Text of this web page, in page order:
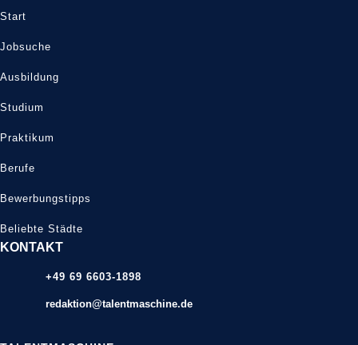
Start
Jobsuche
Ausbildung
Studium
Praktikum
Berufe
Bewerbungstipps
Beliebte Städte
KONTAKT
+49 69 6603-1898
redaktion@talentmaschine.de